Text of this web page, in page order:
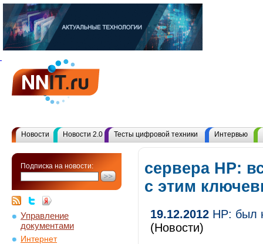
Новости Новости 2.0 Тесты цифровой техники Интервью
Подписка на новости:
Управление
документами
Интернет
сервера HP:
с этим
19.12.2012 HP: был
(Новости)